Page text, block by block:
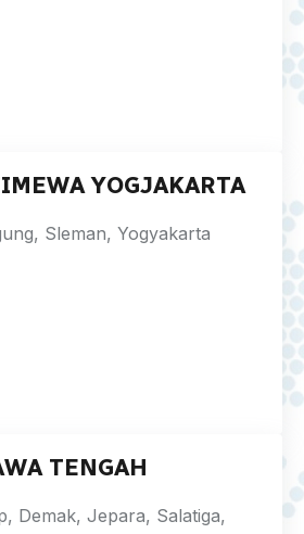
YOGJAKARTA
Sleman, Yogyakarta
TENGAH
Demak, Jepara, Salatiga,